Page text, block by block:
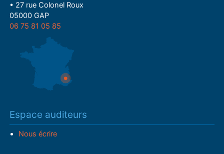
• 27 rue Colonel Roux
05000 GAP
06 75 81 05 85
Espace auditeurs
Nous écrire